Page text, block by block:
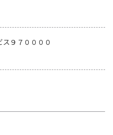
ス９７００００